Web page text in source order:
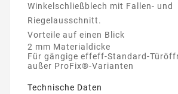
Winkelschließblech mit Fallen- und
Riegelausschnitt.
Vorteile auf einen Blick
2 mm Materialdicke
Für gängige effeff-Standard-
außer ProFix®-Varianten
Technische Daten